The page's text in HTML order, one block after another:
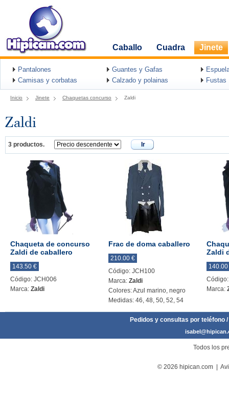
Caballo Cuadra Jinete
Pantalones Guantes y Gafas
Camisas y corbatas
Calzado y polainas Fustas
Inicio Jinete Chaquetas concurso Zaldi
Zaldi
3 productos. Ir
Chaqueta de concurso
Zaldi de caballero
143.50 €
Código: JCH006
Marca: Zaldi
Frac de doma caballero
210.00 €
Código: JCH100
Marca: Zaldi
Colores: Azul marino, negro
Medidas: 46, 48, 50, 52, 54
Zaldi
140.00
Marca:
Pedidos y consultas por teléfono
Todos los
© 2026 hipican.com |